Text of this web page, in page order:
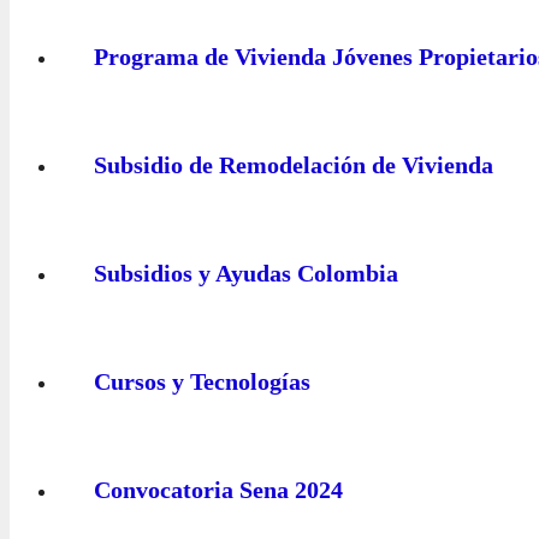
Programa de Vivienda Jóvenes
Subsidio de Remodelación de Vivienda
Subsidios y Ayudas Colombia
Cursos y Tecnologías
Convocatoria Sena 2024